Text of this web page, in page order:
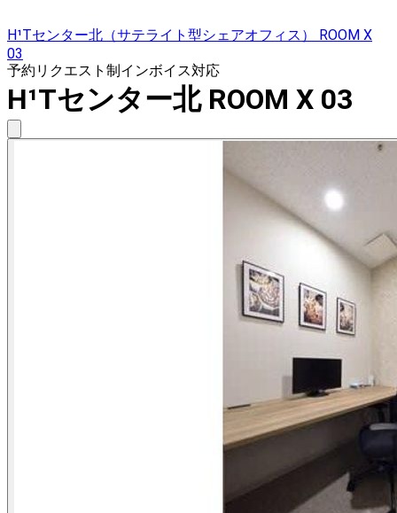
H¹Tセンター北（サテライト型シェアオフィス） ROOM X
03
予約リクエスト制インボイス対応
H¹Tセンター北 ROOM X 03